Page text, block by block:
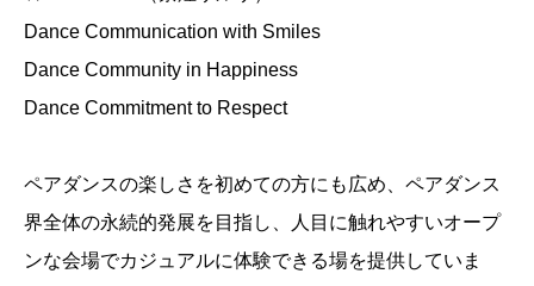
Dance Communication with Smiles
Dance Community in Happiness
Dance Commitment to Respect
ペアダンスの楽しさを初めての方にも広め、ペアダンス
界全体の永続的発展を目指し、人目に触れやすいオープ
ンな会場でカジュアルに体験できる場を提供していま